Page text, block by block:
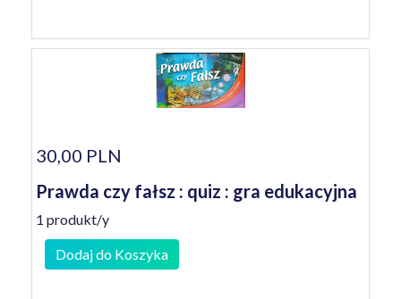
30,00 PLN
Prawda czy fałsz : quiz : gra edukacyjna
1 produkt/y
Dodaj do Koszyka